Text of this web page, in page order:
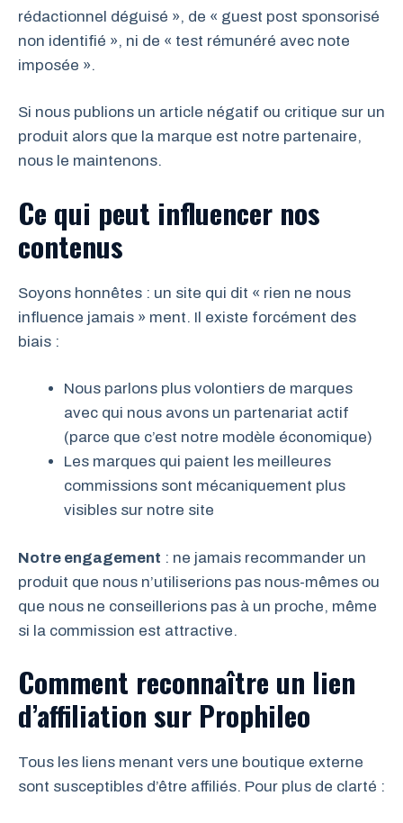
rédactionnel déguisé », de « guest post sponsorisé
non identifié », ni de « test rémunéré avec note
imposée ».
Si nous publions un article négatif ou critique sur un
produit alors que la marque est notre partenaire,
nous le maintenons.
Ce qui peut influencer nos
contenus
Soyons honnêtes : un site qui dit « rien ne nous
influence jamais » ment. Il existe forcément des
biais :
Nous parlons plus volontiers de marques
avec qui nous avons un partenariat actif
(parce que c’est notre modèle économique)
Les marques qui paient les meilleures
commissions sont mécaniquement plus
visibles sur notre site
Notre engagement : ne jamais recommander un
produit que nous n’utiliserions pas nous-mêmes ou
que nous ne conseillerions pas à un proche, même
si la commission est attractive.
Comment reconnaître un lien
d’affiliation sur Prophileo
Tous les liens menant vers une boutique externe
sont susceptibles d’être affiliés. Pour plus de clarté :